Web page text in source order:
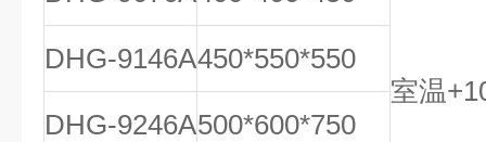
室温
DHG-9146A450*550*550
DHG-9246A500*600*750